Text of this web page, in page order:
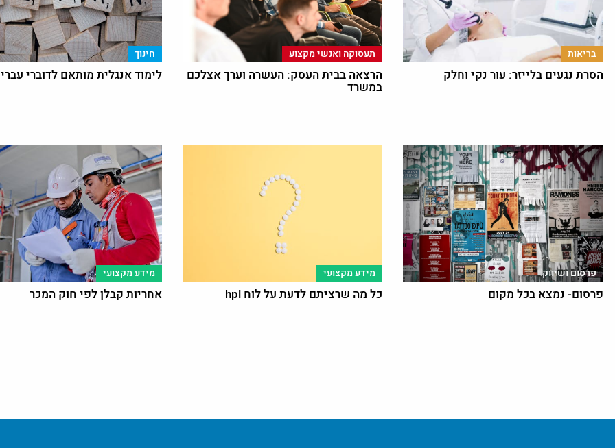
בריאות
הסרת נגעים בלייזר: עור נקי וחלק
תעסוקה ואנשי מקצוע
הרצאה בבית העסק: העשרה וערך אצלכם
במשרד
חינוך
לימוד אנגלית מותאם לדוברי
פרסום ושיווק
פרסום- נמצא בכל מקום
מידע מקצועי
כל מה שרציתם לדעת על לוח hpl
מידע מקצועי
אחריות קבלן לפי חוק המכר